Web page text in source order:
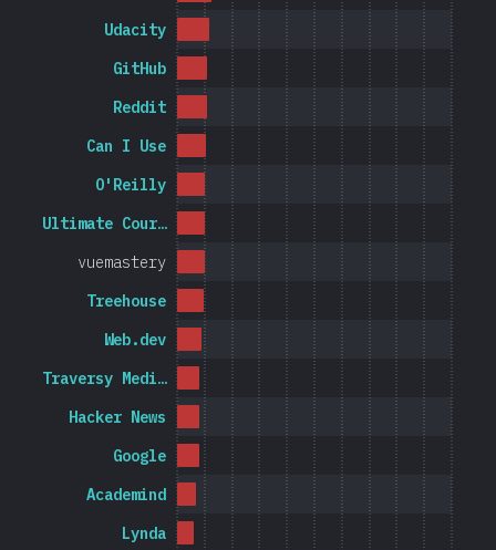
Lynda
Academind
Google
Hacker News
Traversy Medi…
Web.dev
Treehouse
vuemastery
Ultimate Cour…
O'Reilly
Can I Use
Reddit
GitHub
Udacity